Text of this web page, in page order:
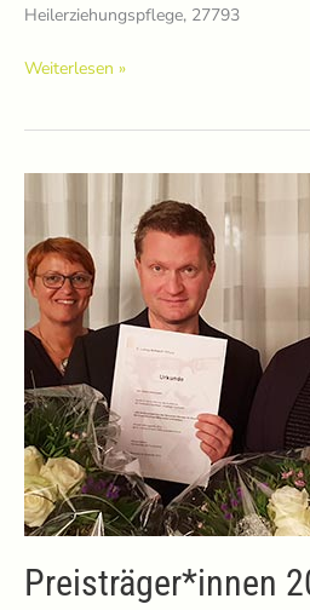
Heilerziehungspflege, 27793
Preisträger*innen
Weiterlesen »
Preisträger*innen